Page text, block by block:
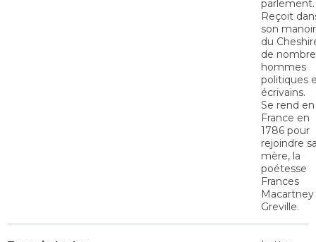
parlement.
Reçoit
son manoir
du
de
hommes
politiques
écrivains.
Se rend en
France en
1786 pour
rejoindre
mère, la
poétesse
Frances
Macartney
Greville.